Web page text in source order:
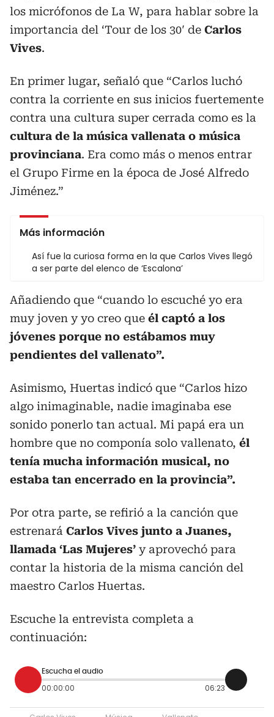
los micrófonos de La W, para hablar sobre la
importancia del ‘Tour de los 30′ de Carlos
Vives.
En primer lugar, señaló que “Carlos luchó
contra la corriente en sus inicios fuertemente
contra una cultura super cerrada como es la
cultura de la música vallenata o música
provinciana. Era como más o menos entrar
el Grupo Firme en la época de José Alfredo
Jiménez.”
Más información
Así fue la curiosa forma en la que Carlos Vives llegó
a ser parte del elenco de ‘Escalona’
Añadiendo que “cuando lo escuché yo era
muy joven y yo creo que él captó a los
jóvenes porque no estábamos muy
pendientes del vallenato”.
Asimismo, Huertas indicó que “Carlos hizo
algo inimaginable, nadie imaginaba ese
sonido ponerlo tan actual. Mi papá era un
hombre que no componía solo vallenato, él
tenía mucha información musical, no
estaba tan encerrado en la provincia”.
Por otra parte, se refirió a la canción que
estrenará Carlos Vives junto a Juanes,
llamada ‘Las Mujeres’ y aprovechó para
contar la historia de la misma canción del
maestro Carlos Huertas.
Escuche la entrevista completa a
continuación:
Escucha el audio
00:00:00 06:23